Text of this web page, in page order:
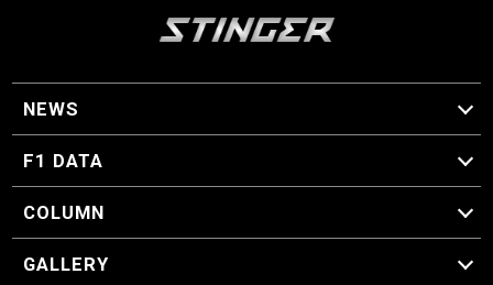
NEWS
F1 ニュース
F1 DATA
F1 日程
F1 データ
COLUMN
マイ・ワンダフル・サーキット
スクーデリア・一方通行
F1に燃え、ゴルフに泣く日々。
スティングくんの部屋
GALLERY